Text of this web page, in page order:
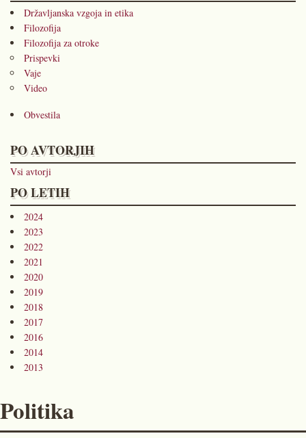
Državljanska vzgoja in etika
Filozofija
Filozofija za otroke
Prispevki
Vaje
Video
Obvestila
PO AVTORJIH
Vsi avtorji
PO LETIH
2024
2023
2022
2021
2020
2019
2018
2017
2016
2014
2013
Politika